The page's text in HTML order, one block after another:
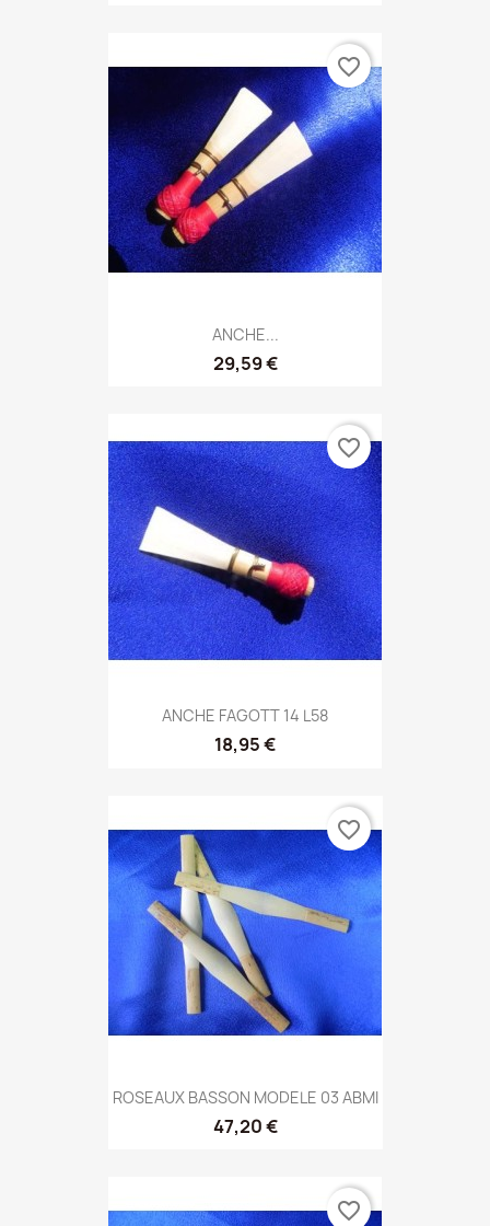
ANCHE...
29,59 €
favorite_border
ANCHE FAGOTT 14 L58
18,95 €
favorite_border
ROSEAUX BASSON MODELE 03 ABMI
47,20 €
favorite_border
favorite_border